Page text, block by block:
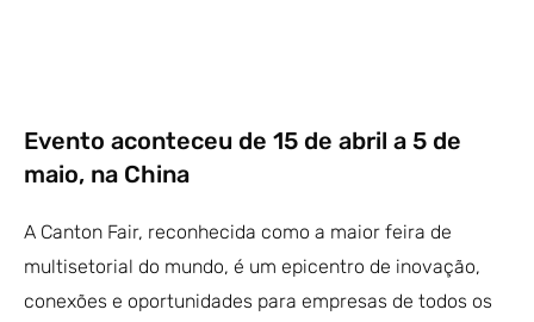
Evento aconteceu de 15 de abril a 5 de
maio, na China
A Canton Fair, reconhecida como a maior feira de
multisetorial do mundo, é um epicentro de inovação,
conexões e oportunidades para empresas de todos os